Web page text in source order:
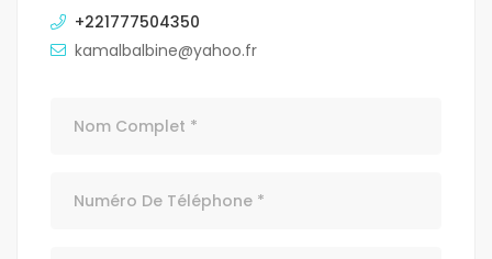
+221777504350
kamalbalbine@yahoo.fr